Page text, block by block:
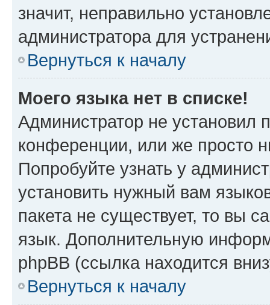
значит, неправильно
администратора для
Вернуться к началу
Моего языка нет в списке!
Администратор не установил
конференции, или же просто
Попробуйте узнать у
установить нужный вам
пакета не существует, то вы
язык. Дополнительную
phpBB (ссылка находится
Вернуться к началу